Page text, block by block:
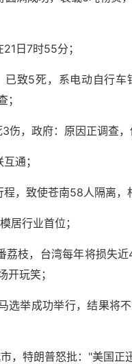
日7时55分；
致5死，系电动自行车
，政府：原因正调查，
通；
，致使苍南58人隔离，
居行业首位；
枝，台湾每年将损失
玩笑；
选举成功举行，结果将
，特朗普怒批："美国正